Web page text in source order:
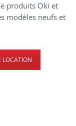
produits Oki et
modèles neufs et
LOCATION